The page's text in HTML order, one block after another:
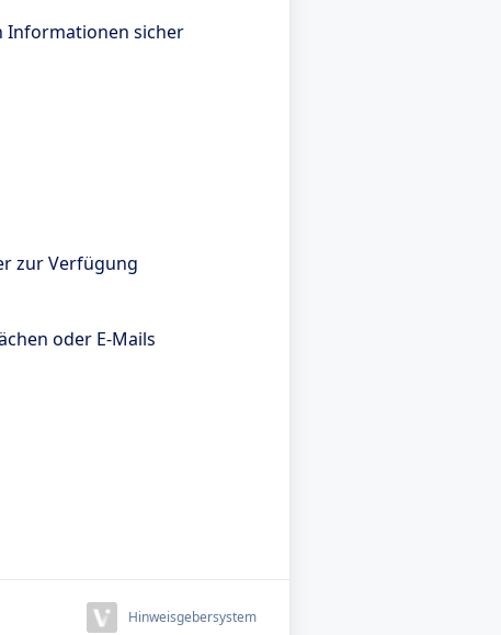
Informationen sicher
zur Verfügung
oder E-Mails
Hinweisgebersystem